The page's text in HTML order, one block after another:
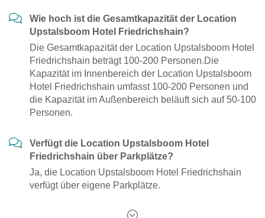
Wie hoch ist die Gesamtkapazität der Location
Upstalsboom Hotel Friedrichshain?
Die Gesamtkapazität der Location Upstalsboom Hotel
Friedrichshain beträgt 100-200 Personen.Die
Kapazität im Innenbereich der Location Upstalsboom
Hotel Friedrichshain umfasst 100-200 Personen und
die Kapazität im Außenbereich beläuft sich auf 50-100
Personen.
Verfügt die Location Upstalsboom Hotel
Friedrichshain über Parkplätze?
Ja, die Location Upstalsboom Hotel Friedrichshain
verfügt über eigene Parkplätze.